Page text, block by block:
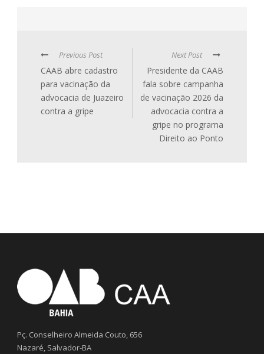
Previous Post
CAAB abre cadastro
para vacinação da
advocacia de Juazeiro
contra a gripe
Next Post
Presidente da CAAB
fala sobre campanha
de vacinação 2026 da
advocacia contra a
gripe no programa
Direito ao Ponto
Pç. Conselheiro Almeida Couto, 656
Nazaré, Salvador-BA